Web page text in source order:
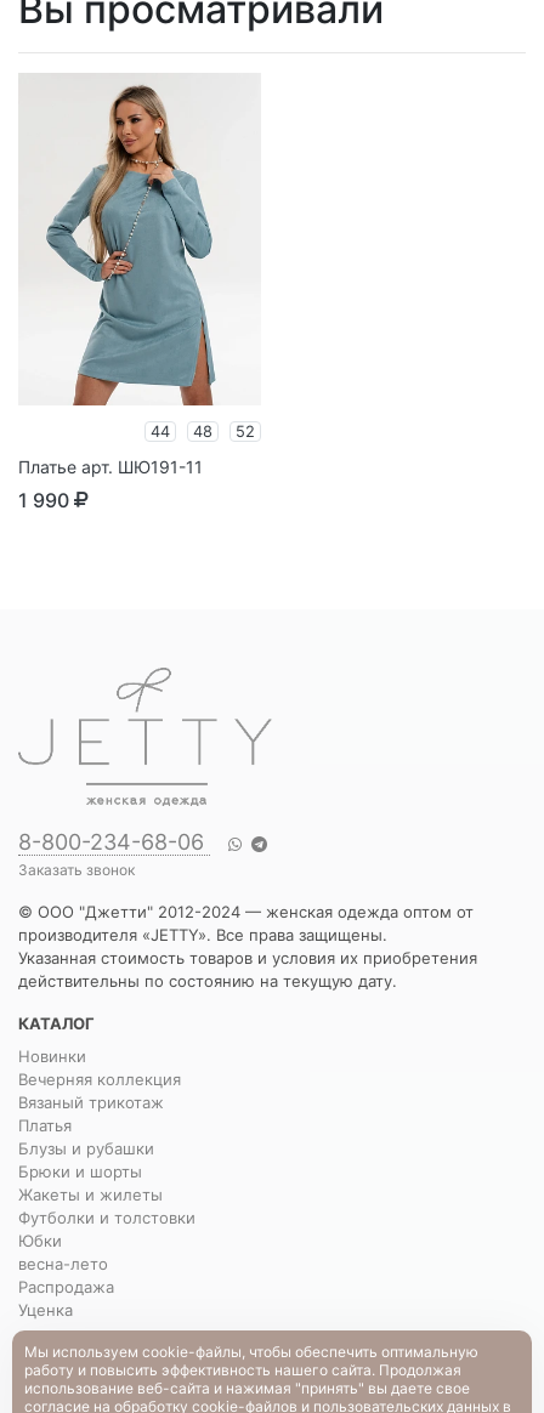
44 48 52
Платье арт. ШЮ191-11
1 990
8-800-234-68-06
Заказать звонок
© ООО "Джетти" 2012-2024 — женская одежда оптом от
производителя «JETTY». Все права защищены.
Указанная стоимость товаров и условия их приобретения
действительны по состоянию на текущую дату.
КАТАЛОГ
Новинки
Вечерняя коллекция
Вязаный трикотаж
Платья
Блузы и рубашки
Брюки и шорты
Жакеты и жилеты
Футболки и толстовки
Юбки
весна-лето
Распродажа
Уценка
О НАС
О нас
Контакты
Мы используем cookie-файлы, чтобы обеспечить оптимальную
работу и повысить эффективность нашего сайта. Продолжая
использование веб-сайта и нажимая "принять" вы даете свое
согласие на обработку cookie-файлов и пользовательских данных в